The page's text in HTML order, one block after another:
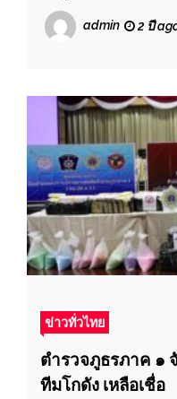
วัน
admin 2 ปี
ข่าวทั่วไทย
ตำรวจภูธรภาค ๑
ทีมโกดัง เหลือเชื่อ